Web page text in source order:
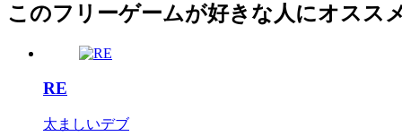
このフリーゲームが好きな人にオスス
RE
太ましいデブ